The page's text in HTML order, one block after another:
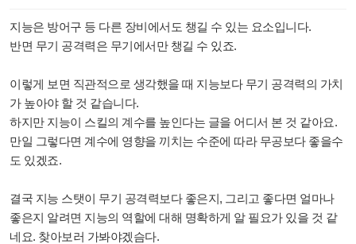
지능은 방어구 등 다른 장비에서도 챙길 수 있는 요소입니다.
반면 무기 공격력은 무기에서만 챙길 수 있죠.
이렇게 보면 직관적으로 생각했을 때 지능보다 무기 공격력의 가치
가 높아야 할 것 같습니다.
하지만 지능이 스킬의 계수를 높인다는 글을 어디서 본 것 같아요.
만일 그렇다면 계수에 영향을 끼치는 수준에 따라 무공보다 좋을수
도 있겠죠.
결국 지능 스탯이 무기 공격력보다 좋은지, 그리고 좋다면 얼마나
좋은지 알려면 지능의 역할에 대해 명확하게 알 필요가 있을 것 같
네요. 찾아보러 가봐야겠슴다.